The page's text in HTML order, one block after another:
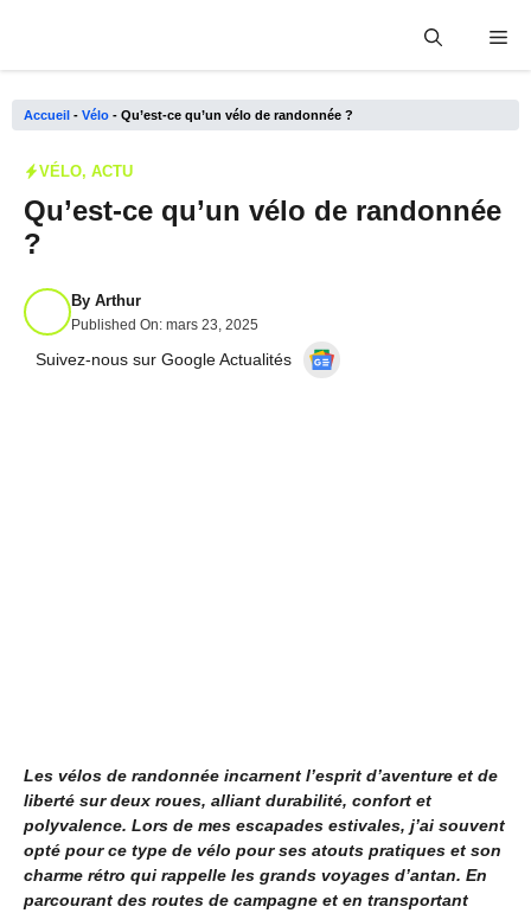
Accueil - Vélo - Qu’est-ce qu’un vélo de randonnée ?
VÉLO, ACTU
Qu’est-ce qu’un vélo de randonnée
?
By Arthur
Published On: mars 23, 2025
Suivez-nous sur Google Actualités
Les vélos de randonnée incarnent l’esprit d’aventure et de
liberté sur deux roues, alliant durabilité, confort et
polyvalence. Lors de mes escapades estivales, j’ai souvent
opté pour ce type de vélo pour ses atouts pratiques et son
charme rétro qui rappelle les grands voyages d’antan. En
parcourant des routes de campagne et en transportant